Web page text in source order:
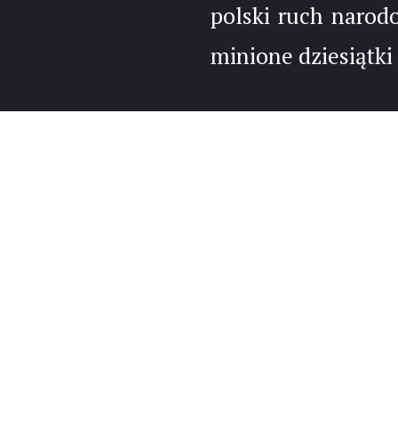
polski ruch
minione